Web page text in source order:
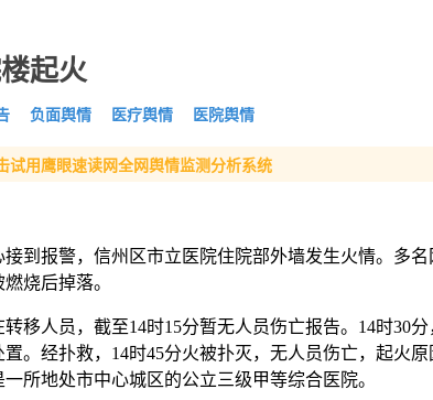
起火
医院舆情
医疗舆情
负面舆情
试用鹰眼速读网全网舆情监测分析系统
到报警，信州区市立医院住院部外墙发生火情。多名
烧后掉落。
移人员，截至14时15分暂无人员伤亡报告。14时30分
。经扑救，14时45分火被扑灭，无人员伤亡，起火原
所地处市中心城区的公立三级甲等综合医院。